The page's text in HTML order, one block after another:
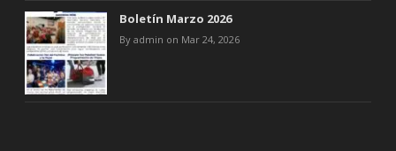
Boletín Marzo 2026
By admin on Mar 24, 2026